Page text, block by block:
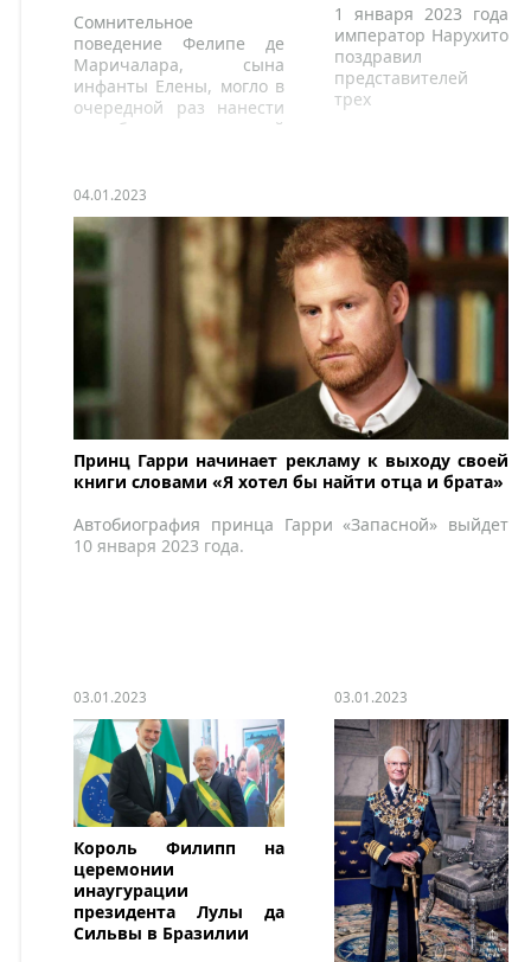
Сомнительное
поведение Фелипе де
Маричалара, сына
инфанты Елены, могло в
очередной раз нанести
ущерб испанской
1 января 2023 года
император Нарухито
поздравил
представителей
трех
04.01.2023
Принц Гарри начинает рекламу к выходу своей
книги словами «Я хотел бы найти отца и брата»
Автобиография принца Гарри «Запасной» выйдет
10 января 2023 года.
03.01.2023
Король Филипп на
церемонии
инаугурации
президента Лулы да
Сильвы в Бразилии
03.01.2023